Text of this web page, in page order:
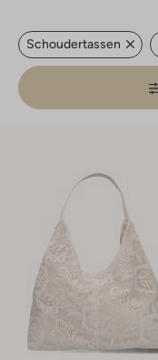
Schoudertassen